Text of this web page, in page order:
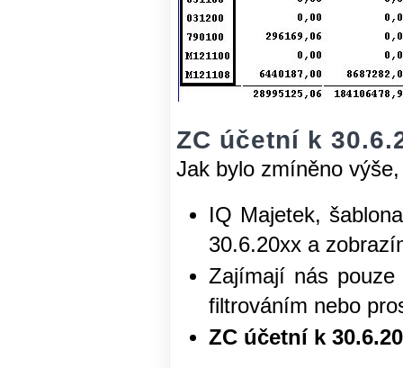
ZC účetní k
Jak bylo zmíněno
IQ Majetek,
30.6.20xx a
Zajímají nás
filtrováním nebo
ZC účetní k